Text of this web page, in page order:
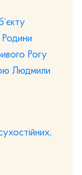
Родини
Рогу
Людмили